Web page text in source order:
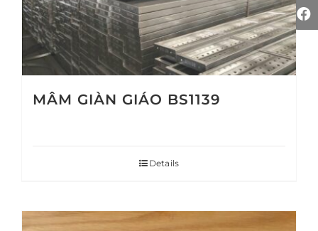
MÂM GIÀN GIÁO BS1139
Details